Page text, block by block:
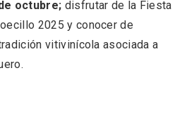
octubre; disfrutar de la Fiesta
2025 y conocer de
vitivinícola asociada a